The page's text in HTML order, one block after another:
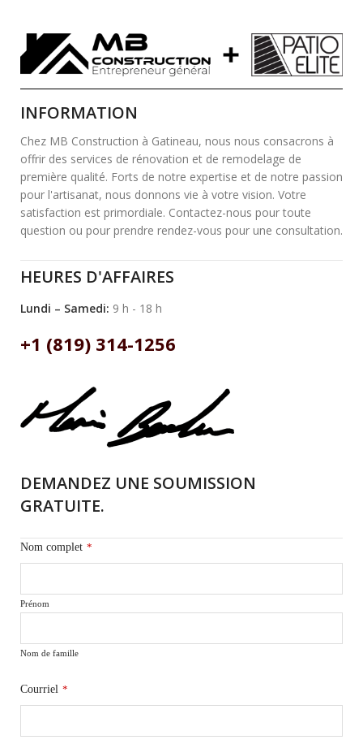
INFORMATION
Chez MB Construction à Gatineau, nous nous consacrons à
offrir des services de rénovation et de remodelage de
première qualité. Forts de notre expertise et de notre passion
pour l'artisanat, nous donnons vie à votre vision. Votre
satisfaction est primordiale. Contactez-nous pour toute
question ou pour prendre rendez-vous pour une consultation.
HEURES D'AFFAIRES
Lundi – Samedi: 9 h - 18 h
+1 (819) 314-1256
DEMANDEZ UNE SOUMISSION
GRATUITE.
Nom complet *
Prénom
Nom de famille
Courriel *